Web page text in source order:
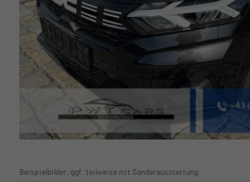
Beispielbilder, ggf. teilweise mit Sonderausstattung